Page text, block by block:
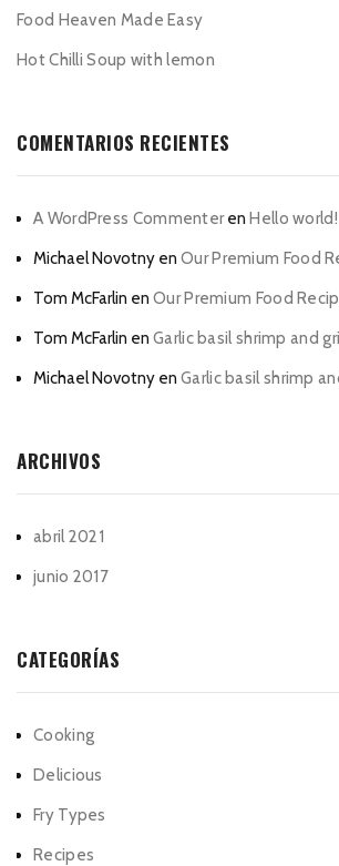
Food Heaven Made Easy
Hot Chilli Soup with lemon
COMENTARIOS RECIENTES
A WordPress CommenterenHello world!
Michael Novotny en Our Premium Food
Tom McFarlin en Our Premium Food
Tom McFarlin en Garlic basil shrimp and
Michael Novotny en Garlic basil shrimp
ARCHIVOS
abril 2021
junio 2017
CATEGORÍAS
Cooking
Delicious
Fry Types
Recipes